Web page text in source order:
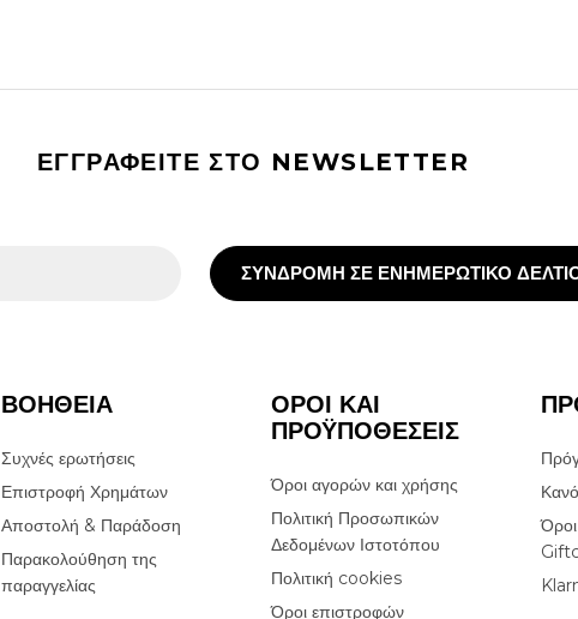
ΕΓΓΡΑΦΕΙΤΕ ΣΤΟ NEWSLETTER
ΣΥΝΔΡΟΜΗ ΣΕ ΕΝΗΜΕΡΩΤΙΚΟ
ΒΟΗΘΕΙΑ
Συχνές ερωτήσεις
Επιστροφή Χρημάτων
Αποστολή & Παράδοση
Παρακολούθηση της
παραγγελίας
ΟΡΟΙ ΚΑΙ
ΠΡΟΫΠΟΘΕΣΕΙΣ
Όροι αγορών και χρήσης
Πολιτική Προσωπικών
Δεδομένων Ιστοτόπου
Πολιτική cookies
Όροι επιστροφών